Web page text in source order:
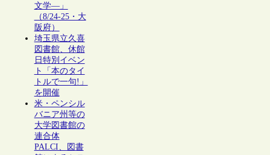
文学―」
（8/24-25・大
阪府）
埼玉県立久喜
図書館、休館
日特別イベン
ト「本のタイ
トルで一句!」
を開催
米・ペンシル
バニア州等の
大学図書館の
連合体
PALCI、図書